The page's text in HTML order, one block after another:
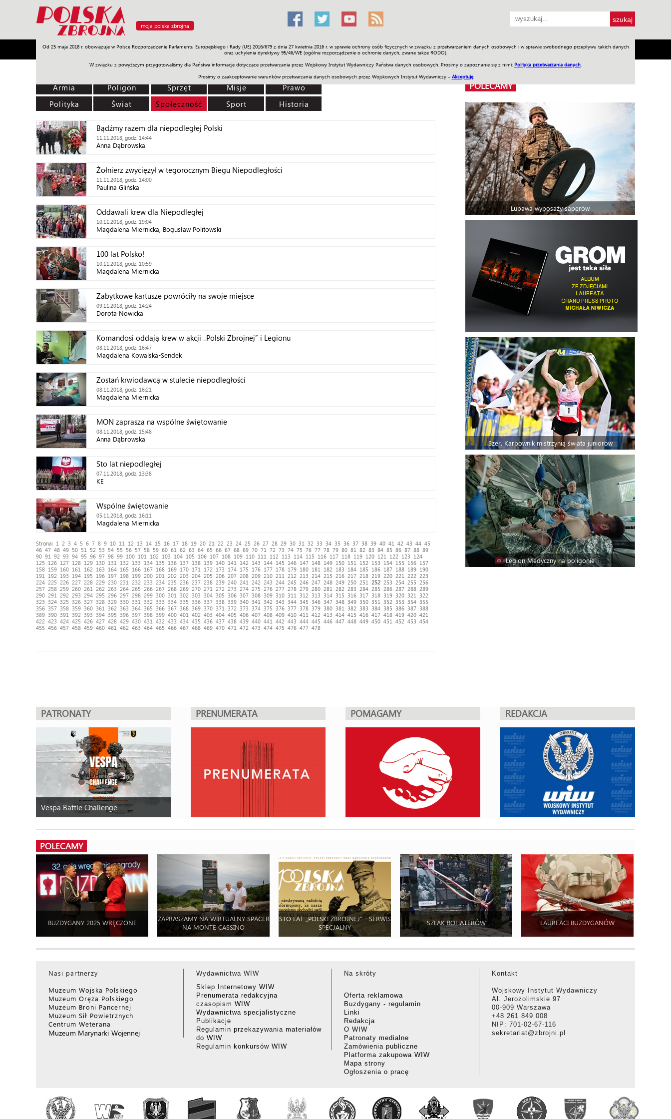
moja polska zbrojna
Od 25 maja 2018 r. obowiązuje w Polsce Rozporządzenie Parlamentu Europejskiego i Rady (UE) 2016/679 z dnia 27 kwietnia 2016 r. w sprawie ochrony osób fizycznych w związku z przetwarzaniem danych osobowych i w sprawie swobodnego przepływu takich danych
oraz uchylenia dyrektywy 95/46/WE (ogólne rozporządzenie o ochronie danych, zwane także RODO).
W związku z powyższym przygotowaliśmy dla Państwa informacje dotyczące przetwarzania przez Wojskowy Instytut Wydawniczy Państwa danych osobowych. Prosimy o zapoznanie się z nimi: Polityka przetwarzania danych
Prosimy o zaakceptowanie warunków przetwarzania danych osobowych przez Wojskowych Instytut Wydawniczy – Akceptuję
Armia Poligon Sprzęt Misje Polityka Prawo Świat Społeczność Sport Historia Galerie Wideo ENGLISH SKLEP Jednodniówki Praca w WIW
Armia Poligon Sprzęt Misje
Prawo
Polityka
Świat Społeczność Sport Historia
Bądźmy razem dla niepodległej Polski
11.11.2018, godz. 14:44
Anna Dąbrowska
Żołnierz zwyciężył w tegorocznym Biegu Niepodległości
11.11.2018, godz. 14:00
Paulina Glińska
Oddawali krew dla Niepodległej
10.11.2018, godz. 19:04
Magdalena Miernicka, Bogusław Politowski
100 lat Polsko!
10.11.2018, godz. 10:59
Magdalena Miernicka
Zabytkowe kartusze powróciły na swoje miejsce
09.11.2018, godz. 14:24
Dorota Nowicka
Komandosi oddają krew w akcji „Polski Zbrojnej” i Legionu
08.11.2018, godz. 16:47
Magdalena Kowalska-Sendek
Zostań krwiodawcą w stulecie niepodległości
08.11.2018, godz. 16:21
Magdalena Miernicka
MON zaprasza na wspólne świętowanie
08.11.2018, godz. 15:48
Anna Dąbrowska
Sto lat niepodległej
07.11.2018, godz. 13:38
KE
Wspólne świętowanie
05.11.2018, godz. 16:11
Magdalena Miernicka
Strona: 1 2 3 4 5 6 7 8 9 10 11 12 13 14 15 16 17 18 19 20 21 22 23 24 25 26 27 28 29 30 31 32 33 34 35 36 37 38 39 40 41 42 43 44 45
46 47 48 49 50 51 52 53 54 55 56 57 58 59 60 61 62 63 64 65 66 67 68 69 70 71 72 73 74 75 76 77 78 79 80 81 82 83 84 85 86 87 88 89
90 91 92 93 94 95 96 97 98 99 100 101 102 103 104 105 106 107 108 109 110 111 112 113 114 115 116 117 118 119 120 121 122 123
124
125
126 127 128 129 130 131 132 133 134 135 136 137 138 139 140 141 142 143 144 145 146 147 148 149 150 151 152 153 154 155 156 157
158 159 160 161 162 163 164 165 166 167 168 169 170 171 172 173 174 175 176 177 178 179 180 181 182 183 184 185 186 187 188 189 190
191
192 193 194 195 196 197 198 199 200 201 202 203 204 205 206 207 208 209 210 211 212 213 214 215 216 217 218 219 220 221 222
223
224 225 226 227 228 229 230 231 232 233 234 235 236 237 238 239 240 241 242 243 244 245 246 247 248 249 250 251 252 253 254 255
256
257 258 259 260 261 262 263 264 265 266 267 268 269 270 271 272 273 274 275 276 277 278 279 280 281 282 283 284 285 286 287 288 289
290 291 292 293 294 295 296 297 298 299 300 301 302 303 304 305 306 307 308 309 310 311 312 313 314 315 316 317 318 319 320 321
322
323
324 325 326 327 328 329 330 331 332 333 334 335 336 337 338 339 340 341 342 343 344 345 346 347 348 349 350 351 352 353 354 355
356 357 358 359 360 361 362 363 364 365 366 367 368 369 370 371 372 373 374 375 376 377 378 379 380 381 382 383 384 385 386 387 388
389 390 391 392 393 394 395 396 397 398 399 400 401 402 403 404 405 406 407 408 409 410 411 412 413 414 415 416 417 418 419 420 421
422 423 424 425 426 427 428 429 430 431 432 433 434 435 436 437 438 439 440 441 442 443 444 445 446 447 448 449 450 451 452 453 454
455 456 457 458 459 460 461 462 463 464 465 466 467 468 469 470 471 472 473 474 475 476 477 478
POLECAMY
Lubawa wyposaży saperów
Szer. Karbownik mistrzynią świata juniorów
Legion Medyczny na poligonie
PATRONATY
Vespa Battle Challenge
PRENUMERATA POMAGAMY REDAKCJA
POLECAMY
BUZDYGANY 2025 WRĘCZONE
ZAPRASZAMY NA WIRTUALNY SPACER
NA MONTE CASSINO
STO LAT „POLSKI ZBROJNEJ” - SERWIS
SPECJALNY
SZLAK BOHATERÓW LAUREACI BUZDYGANÓW
Nasi partnerzy
Muzeum Wojska Polskiego
Muzeum Oręża Polskiego
Muzeum Broni Pancernej
Muzeum Sił Powietrznych
Centrum Weterana
Muzeum Marynarki Wojennej
Wydawnictwa WIW
Sklep Internetowy WIW
Prenumerata redakcyjna
czasopism WIW
Wydawnictwa specjalistyczne
Publikacje
Regulamin przekazywania materiałów
do WIW
Regulamin konkursów WIW
Na skróty
Oferta reklamowa
Buzdygany - regulamin
Linki
Redakcja
O WIW
Patronaty medialne
Zamówienia publiczne
Platforma zakupowa WIW
Mapa strony
Ogłoszenia o pracę
Kontakt
Wojskowy Instytut Wydawniczy
Al. Jerozolimskie 97
00-909 Warszawa
+48 261 849 008
NIP: 701-02-67-116
sekretariat@zbrojni.pl